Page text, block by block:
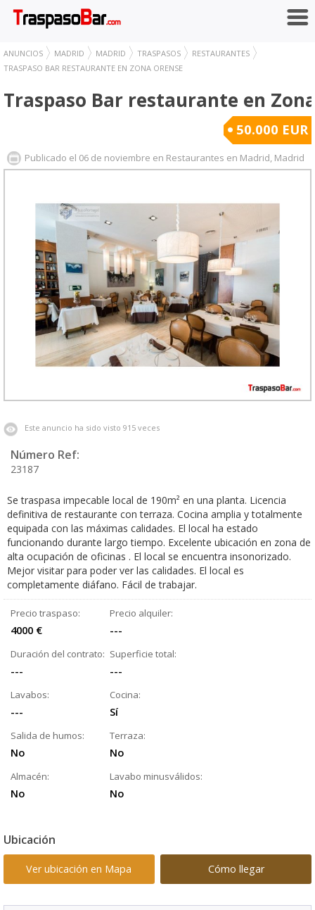
ANUNCIOS MADRID MADRID TRASPASOS
RESTAURANTES
TRASPASO BAR RESTAURANTE EN ZONA ORENSE
Traspaso Bar restaurante en
50.000 EUR
Publicado el 06 de noviembre en Restaurantes en Madrid, Madrid
Este anuncio ha sido visto 915 veces
Número Ref:
23187
Se traspasa impecable local de 190m² en una planta. Licencia
definitiva de restaurante con terraza. Cocina amplia y totalmente
equipada con las máximas calidades. El local ha estado
funcionando durante largo tiempo. Excelente ubicación en zona de
alta ocupación de oficinas . El local se encuentra insonorizado.
Mejor visitar para poder ver las calidades. El local es
completamente diáfano. Fácil de trabajar.
Precio traspaso:
4000 €
Precio alquiler:
---
Duración del contrato:
---
Superficie total:
---
Lavabos:
---
Cocina:
Sí
Salida de humos:
No
Terraza:
No
Almacén:
No
Lavabo minusválidos:
No
Ubicación
Ver ubicación en Mapa Cómo llegar